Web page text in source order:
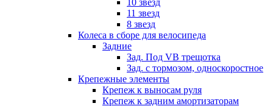
11 звезд
8 звезд
Колеса в сборе для велосипеда
Задние
Зад. Под VB трещотка
Зад. с тормозом, односкоростное
Крепежные элементы
Крепеж к выносам руля
Крепеж к задним амортизаторам